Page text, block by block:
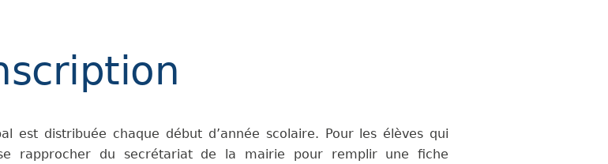
est distribuée chaque début d’année scolaire. Pour les élèves qui
rapprocher du secrétariat de la mairie pour remplir une fiche